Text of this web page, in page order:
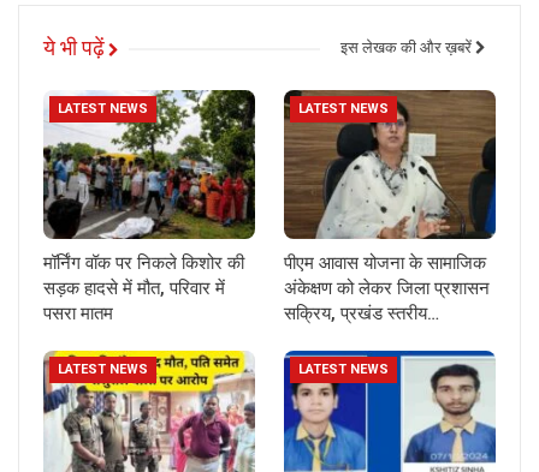
ये भी पढ़ें इस लेखक की और ख़बरें
LATEST NEWS
मॉर्निंग वॉक पर निकले किशोर की
सड़क हादसे में मौत, परिवार में
पसरा मातम
LATEST NEWS
पीएम आवास योजना के सामाजिक
अंकेक्षण को लेकर जिला प्रशासन
सक्रिय, प्रखंड स्तरीय…
LATEST NEWS LATEST NEWS